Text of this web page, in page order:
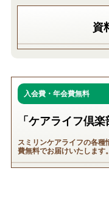
資
入会費・年会費無料
「ケアライフ倶
スミリンケアライフの各
費無料でお届けいたします